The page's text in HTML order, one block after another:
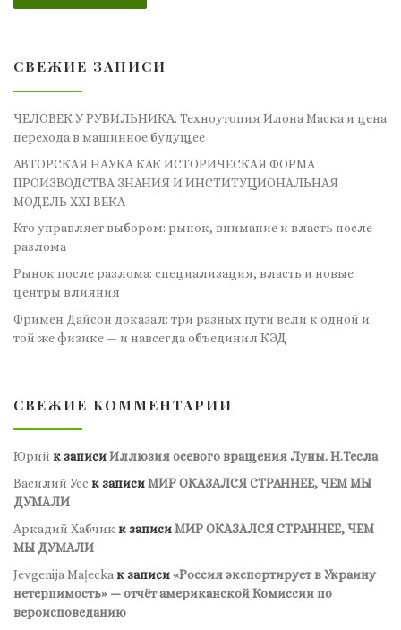
СВЕЖИЕ ЗАПИСИ
ЧЕЛОВЕК У РУБИЛЬНИКА. Техноутопия Илона Маска и цена
перехода в машинное будущее
АВТОРСКАЯ НАУКА КАК ИСТОРИЧЕСКАЯ ФОРМА
ПРОИЗВОДСТВА ЗНАНИЯ И ИНСТИТУЦИОНАЛЬНАЯ
МОДЕЛЬ XXI ВЕКА
Кто управляет выбором: рынок, внимание и власть после
разлома
Рынок после разлома: специализация, власть и новые
центры влияния
Фримен Дайсон доказал: три разных пути вели к одной и
той же физике — и навсегда объединил КЭД
СВЕЖИЕ КОММЕНТАРИИ
Юрий к записиИллюзия осевого вращения Луны. Н.Тесла
Василий Усс к записиМИР ОКАЗАЛСЯ СТРАННЕЕ, ЧЕМ МЫ
ДУМАЛИ
Аркадий Хабчик к записиМИР ОКАЗАЛСЯ СТРАННЕЕ, ЧЕМ
МЫ ДУМАЛИ
Jevgenija Maļecka к записи«Россия экспортирует в Украину
нетерпимость» — отчёт американской Комиссии по
вероисповеданию